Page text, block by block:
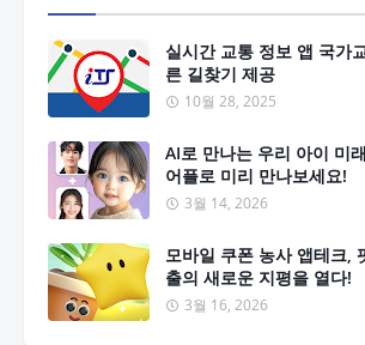
실시간 교통 정보 앱 국가
른 길찾기 제공
10월 28, 2025
AI로 만나는 우리 아이 미
어플로 미리 만나보세요!
3월 14, 2026
모바일 쿠폰 농사 앱테크,
출의 새로운 지평을 열다!
3월 16, 2026